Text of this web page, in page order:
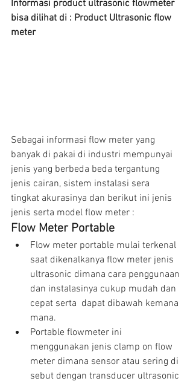
Informasi product ultrasonic flowmeter
bisa dilihat di : Product Ultrasonic flow
meter
Sebagai informasi flow meter yang
banyak di pakai di industri mempunyai
jenis yang berbeda beda tergantung
jenis cairan, sistem instalasi sera
tingkat akurasinya dan berikut ini jenis
jenis serta model flow meter :
Flow Meter Portable
Flow meter portable mulai terkenal
saat dikenalkanya flow meter jenis
ultrasonic dimana cara penggunaan
dan instalasinya cukup mudah dan
cepat serta  dapat dibawah kemana
mana.
Portable flowmeter ini
menggunakan jenis clamp on flow
meter dimana sensor atau sering di
sebut dengan transducer ultrasonic